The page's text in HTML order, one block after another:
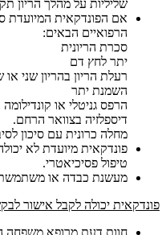
שליליות על מהלך הריון
אם הפונדקאית המיועדת
הרפואיים הבאים:
סכרת הריונית
יתר לחץ דם
רעלת הריון בהריון שני או
השמנת יתר
הרפס גניטלי או
דיספלזיה בצוואר הרחם.
מחלה כרונית עם סיכון
פונדקאית מיועדת לא
טיפול פסיכיאטרי.
מעשנת כבדה או משתמשת
פונדקאית יכולה לקבל אישור